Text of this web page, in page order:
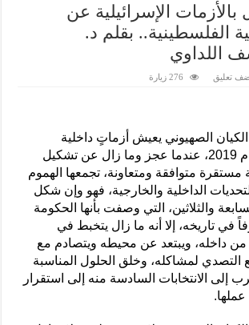
بالأزمات الإسرائيلية عن
الفلسطينية.. بقلم د.
اللداوي
تعليق 276 زيارة
الصهيوني يعيش أزماتٍ داخلية
مستعصية منذ العام 2019، عندما عجز وما زال عن تشكيل
مستقرة متوافقة ومتعاونة، تجمعها الهموم
الداخلية والخارجية، فهو وإن شكل
والثلاثين، التي وصفت بأنها الحكومة
في تاريخه، إلا أنه ما زال يتخبط في
داخله، ويبتعد عن محيطه ويتصادم مع
التصدي لمشاكله، وخلق الحلول المناسبة
إلى الانتخابات السادسة منه إلى استقرار